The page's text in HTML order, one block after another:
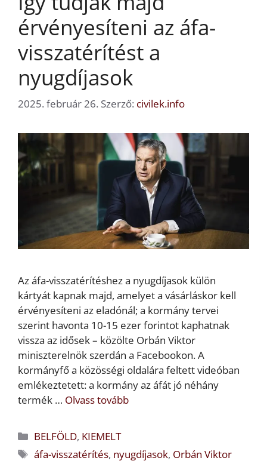
érvényesíteni az áfa-
visszatérítést a
nyugdíjasok
2025. február 26. Szerző: civilek.info
Az áfa-visszatérítéshez a nyugdíjasok külön
kártyát kapnak majd, amelyet a vásárláskor kell
érvényesíteni az eladónál; a kormány tervei
szerint havonta 10-15 ezer forintot kaphatnak
vissza az idősek – közölte Orbán Viktor
miniszterelnök szerdán a Facebookon. A
kormányfő a közösségi oldalára feltett videóban
emlékeztetett: a kormány az áfát jó néhány
termék … Olvass tovább
Kategória
BELFÖLD, KIEMELT
Címkék
áfa-visszatérítés, nyugdíjasok, Orbán Viktor